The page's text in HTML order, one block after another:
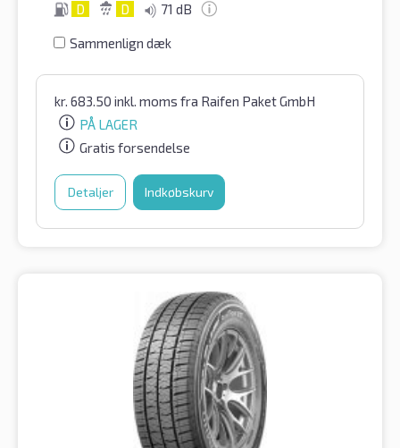
D D 71 dB
Sammenlign dæk
kr. 683.50 inkl. moms fra Raifen Paket GmbH
PÅ LAGER
Gratis forsendelse
Detaljer Indkøbskurv